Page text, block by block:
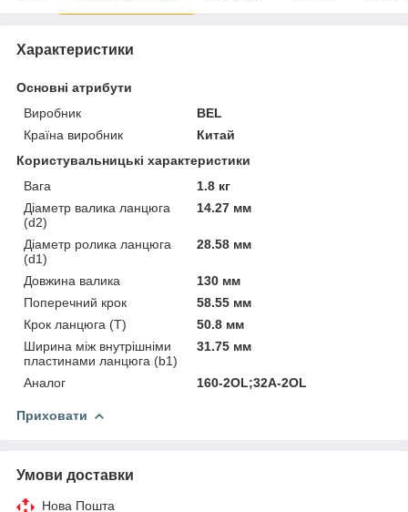
Характеристики
Основні атрибути
Виробник
BEL
Країна виробник
Китай
Користувальницькі характеристики
Вага
1.8 кг
Діаметр валика ланцюга
(d2)
14.27 мм
Діаметр ролика ланцюга
(d1)
28.58 мм
Довжина валика
130 мм
Поперечний крок
58.55 мм
Крок ланцюга (T)
50.8 мм
Ширина між внутрішніми
пластинами ланцюга (b1)
31.75 мм
Аналог 160-2OL;32A-2OL
Приховати
Умови доставки
Нова Пошта